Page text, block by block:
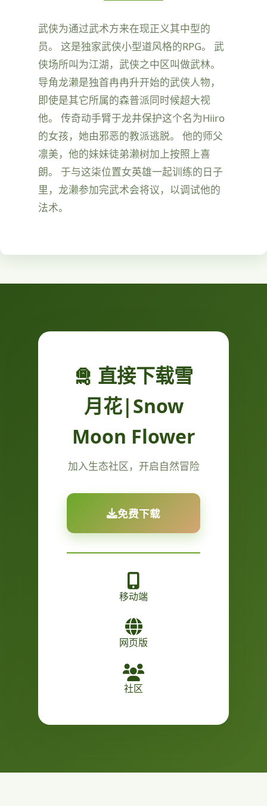
武侠为通过武术方来在现正义其中型的
员。 这是独家武侠小型道风格的RPG。 武
侠场所叫为江湖，武侠之中区叫做武林。
导角龙濑是独首冉冉升开始的武侠人物，
即使是其它所属的森普派同时候超大视
他。 传奇动手臂于龙井保护这个名为Hiiro
的女孩，她由邪恶的教派逃脱。 他的师父
凛美，他的妹妹徒弟濑树加上按照上喜
朗。 于与这柒位置女英雄一起训练的日子
里，龙濑参加完武术会将议，以调试他的
法术。
🛅 直接下载雪
月花|Snow
Moon Flower
加入生态社区，开启自然冒险
免费下载
移动端
网页版
社区